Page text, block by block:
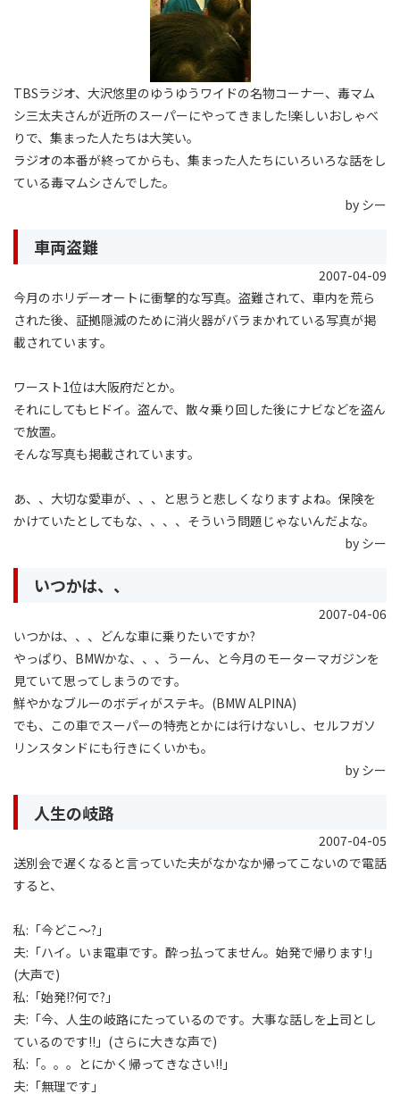
TBSラジオ、大沢悠里のゆうゆうワイドの名物コーナー、毒マム
シ三太夫さんが近所のスーパーにやってきました!楽しいおしゃべ
りで、集まった人たちは大笑い。
ラジオの本番が終ってからも、集まった人たちにいろいろな話をし
ている毒マムシさんでした。
by シー
車両盗難
2007-04-09
今月のホリデーオートに衝撃的な写真。盗難されて、車内を荒ら
された後、証拠隠滅のために消火器がバラまかれている写真が掲
載されています。
ワースト1位は大阪府だとか。
それにしてもヒドイ。盗んで、散々乗り回した後にナビなどを盗ん
で放置。
そんな写真も掲載されています。
あ、、大切な愛車が、、、と思うと悲しくなりますよね。保険を
かけていたとしてもな、、、、そういう問題じゃないんだよな。
by シー
いつかは、、
2007-04-06
いつかは、、、どんな車に乗りたいですか?
やっぱり、BMWかな、、、うーん、と今月のモーターマガジンを
見ていて思ってしまうのです。
鮮やかなブルーのボディがステキ。(BMW ALPINA)
でも、この車でスーパーの特売とかには行けないし、セルフガソ
リンスタンドにも行きにくいかも。
by シー
人生の岐路
2007-04-05
送別会で遅くなると言っていた夫がなかなか帰ってこないので電話
すると、
私:「今どこ〜?」
夫:「ハイ。いま電車です。酔っ払ってません。始発で帰ります!」
(大声で)
私:「始発!?何で?」
夫:「今、人生の岐路にたっているのです。大事な話しを上司とし
ているのです!!」(さらに大きな声で)
私:「。。。とにかく帰ってきなさい!!」
夫:「無理です」